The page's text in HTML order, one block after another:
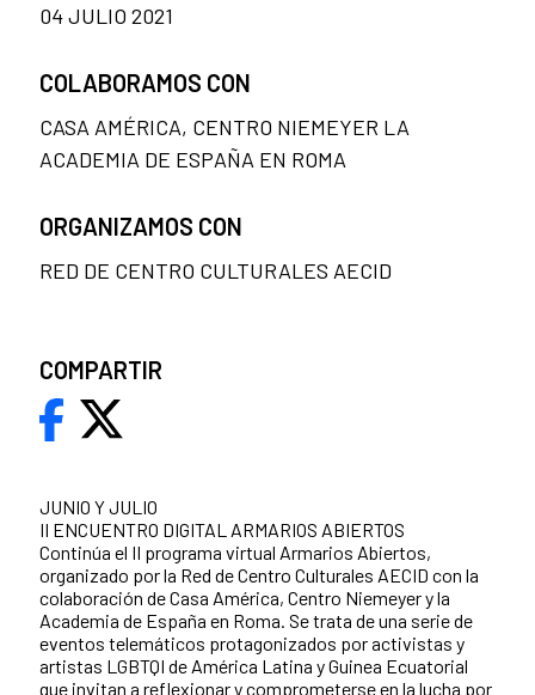
JUNIO Y JULIO
II ENCUENTRO DIGITAL ARMARIOS ABIERTOS
Continúa el II programa virtual Armarios Abiertos,
organizado por la Red de Centro Culturales AECID con la
colaboración de Casa América, Centro Niemeyer y la
Academia de España en Roma. Se trata de una serie de
eventos telemáticos protagonizados por activistas y
artistas LGBTQI de América Latina y Guinea Ecuatorial
que invitan a reflexionar y comprometerse en la lucha por
04 JULIO 2021
COLABORAMOS CON
CASA AMÉRICA, CENTRO NIEMEYER LA
ACADEMIA DE ESPAÑA EN ROMA
ORGANIZAMOS CON
RED DE CENTRO CULTURALES AECID
COMPARTIR